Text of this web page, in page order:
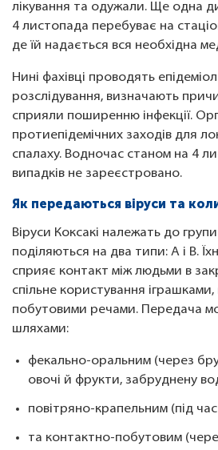
лікування та одужали. Ще одна
4 листопада перебуває на
де їй надається вся необхідна
Нині фахівці проводять
розслідування, визначають
сприяли поширенню інфекції.
протиепідемічних заходів для
спалаху. Водночас станом на 4
випадків не зареєстровано.
Як передаються віруси та
Віруси Коксакі належать до групи
поділяються на два типи: A і B.
сприяє контакт між людьми в
спільне користування
побутовими речами. Передача
шляхами:
фекально-оральним (через
овочі й фрукти, забруднену
повітряно-крапельним (під
та контактно-побутовим